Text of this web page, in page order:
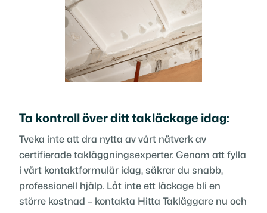
Ta kontroll över ditt takläckage idag:
Tveka inte att dra nytta av vårt nätverk av
certifierade takläggningsexperter. Genom att fylla
i vårt kontaktformulär idag, säkrar du snabb,
professionell hjälp. Låt inte ett läckage bli en
större kostnad – kontakta Hitta Takläggare nu och